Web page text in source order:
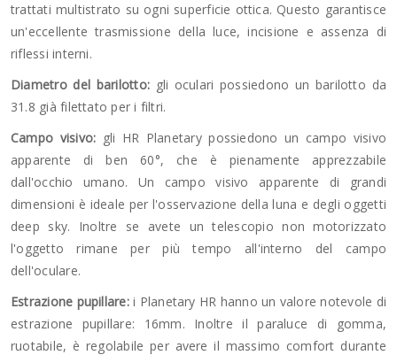
trattati multistrato su ogni superficie ottica. Questo garantisce
un'eccellente trasmissione della luce, incisione e assenza di
riflessi interni.
Diametro del barilotto: gli oculari possiedono un barilotto da
31.8 già filettato per i filtri.
Campo visivo: gli HR Planetary possiedono un campo visivo
apparente di ben 60°, che è pienamente apprezzabile
dall'occhio umano. Un campo visivo apparente di grandi
dimensioni è ideale per l'osservazione della luna e degli oggetti
deep sky. Inoltre se avete un telescopio non motorizzato
l'oggetto rimane per più tempo all'interno del campo
dell'oculare.
Estrazione pupillare:i Planetary HR hanno un valore notevole di
estrazione pupillare: 16mm. Inoltre il paraluce di gomma,
ruotabile, è regolabile per avere il massimo comfort durante